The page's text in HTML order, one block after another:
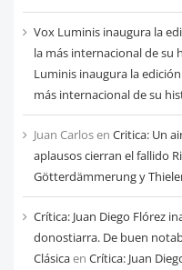
Vox Luminis inaugura la
la más internacional de su
Luminis inaugura la
más internacional de su
Juan Carlosen Critica: Un
aplausos cierran el fallido
Götterdämmerung y
Crítica: Juan Diego Flórez
donostiarra. De buen
Clásicaen Crítica: Juan